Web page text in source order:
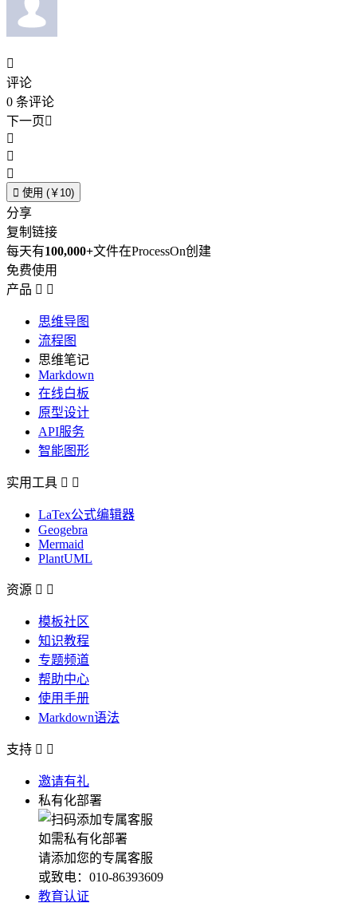

评论
0 条评论
下一页



 使用 (￥10)
分享
复制链接
每天有100,000+文件在ProcessOn创建
免费使用
产品  
思维导图
流程图
思维笔记
Markdown
在线白板
原型设计
API服务
智能图形
实用工具  
LaTex公式编辑器
Geogebra
Mermaid
PlantUML
资源  
模板社区
知识教程
专题频道
帮助中心
使用手册
Markdown语法
支持  
邀请有礼
私有化部署
如需私有化部署
请添加您的专属客服
或致电：010-86393609
教育认证